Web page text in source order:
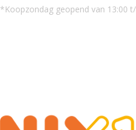
*Koopzondag geopend van 13:00